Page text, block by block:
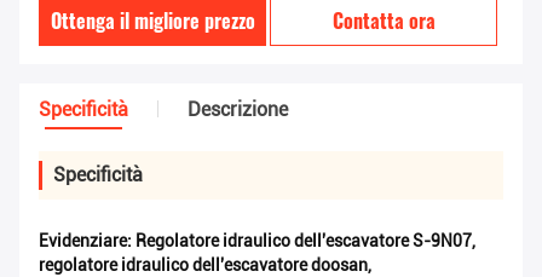
Ottenga il migliore prezzo Contatta ora
Specificità Descrizione
Specificità
Evidenziare: Regolatore idraulico dell'escavatore S-9N07,
regolatore idraulico dell'escavatore doosan,